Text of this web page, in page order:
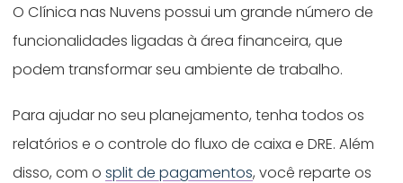
O Clínica nas Nuvens possui um grande número de
funcionalidades ligadas à área financeira, que
podem transformar seu ambiente de trabalho.
Para ajudar no seu planejamento, tenha todos os
relatórios e o controle do fluxo de caixa e DRE. Além
disso, com osplit de pagamentos, você reparte os